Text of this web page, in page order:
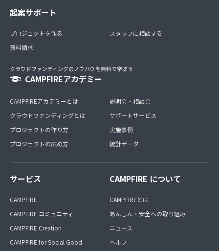
起案サポート
プロジェクトを作る
資料請求
スタッフに相談する
クラウドファンディングのノウハウを無料で学ぼう
CAMPFIREアカデミー
CAMPFIREアカデミーとは
クラウドファンディングとは
プロジェクトの作り方
プロジェクトの広め方
説明会・相談会
サポートサービス
実施事例
統計データ
サービス
CAMPFIRE
CAMPFIRE コミュニティ
CAMPFIRE Creation
CAMPFIRE for Social Good
CAMPFIRE について
CAMPFIREとは
あんしん・安全への取り組み
ニュース
ヘルプ